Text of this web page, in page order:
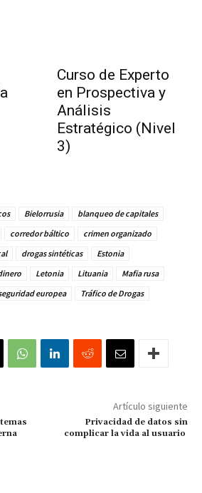
Curso de Experto
en Prospectiva y
Análisis
Estratégico (Nivel
3)
Bielorrusia
blanqueo de capitales
corredor báltico
crimen organizado
drogas sintéticas
Estonia
Letonia Lituania
Mafia rusa
europea
Tráfico de Drogas
Artículo siguiente
Privacidad de datos sin
complicar la vida al usuario